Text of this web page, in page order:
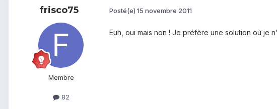
frisco75
Membre
82
Posté(e) 15 novembre 2011
Euh, oui mais non ! Je préfère une solution où je